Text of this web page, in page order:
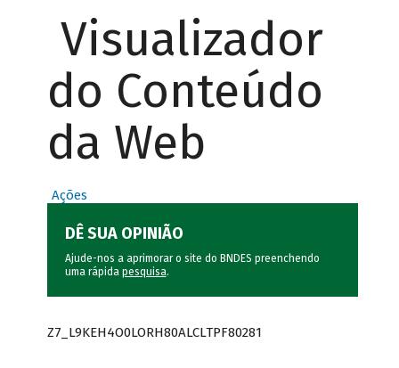
Visualizador
do Conteúdo
da Web
Ações
DÊ SUA OPINIÃO
Ajude-nos a aprimorar o site do BNDES preenchendo
uma rápida pesquisa.
Z7_L9KEH4O0LORH80ALCLTPF80281